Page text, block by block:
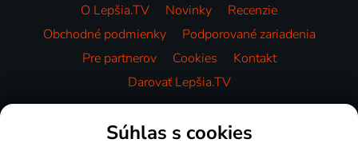
O Lepšia.TV Novinky
Recenzie
Obchodné podmienky
Podporované zariadenia
Pre partnerov
Cookies
Kontakt
Darovať Lepšia.TV
Videotéka
Súhlas s cookies